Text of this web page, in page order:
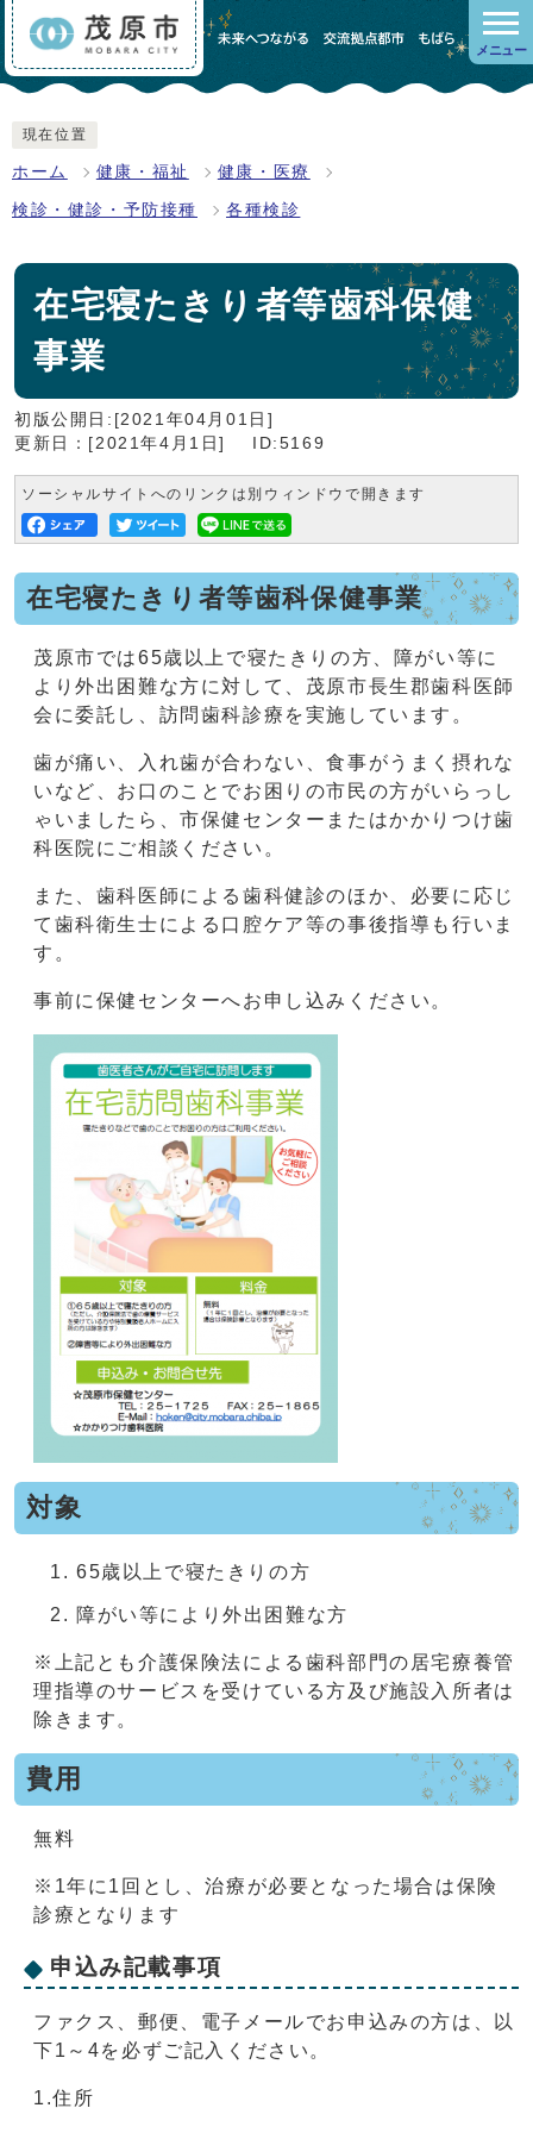
メニュー
現在位置
ホーム 健康・福祉 健康・医療
検診・健診・予防接種 各種検診
在宅寝たきり者等歯科保健
事業
初版公開日:[2021年04月01日]
更新日：[2021年4月1日]
ID:5169
ソーシャルサイトへのリンクは別ウィンドウで開きます
在宅寝たきり者等歯科保健事業
茂原市では65歳以上で寝たきりの方、障がい等に
より外出困難な方に対して、茂原市長生郡歯科医師
会に委託し、訪問歯科診療を実施しています。
歯が痛い、入れ歯が合わない、食事がうまく摂れな
いなど、お口のことでお困りの市民の方がいらっし
ゃいましたら、市保健センターまたはかかりつけ歯
科医院にご相談ください。
また、歯科医師による歯科健診のほか、必要に応じ
て歯科衛生士による口腔ケア等の事後指導も行いま
す。
事前に保健センターへお申し込みください。
対象
65歳以上で寝たきりの方
障がい等により外出困難な方
※上記とも介護保険法による歯科部門の居宅療養管
理指導のサービスを受けている方及び施設入所者は
除きます。
費用
無料
※1年に1回とし、治療が必要となった場合は保険
診療となります
申込み記載事項
ファクス、郵便、電子メールでお申込みの方は、以
下1～4を必ずご記入ください。
1.住所